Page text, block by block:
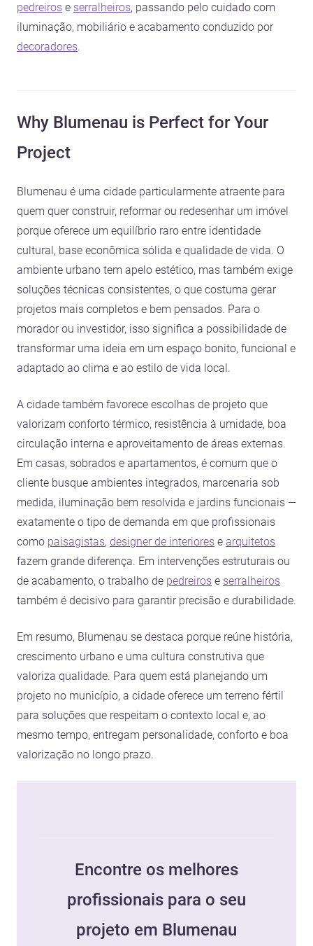
pedreiros e serralheiros, passando pelo cuidado com
iluminação, mobiliário e acabamento conduzido por
decoradores.
Why Blumenau is Perfect for Your
Project
Blumenau é uma cidade particularmente atraente para
quem quer construir, reformar ou redesenhar um imóvel
porque oferece um equilíbrio raro entre identidade
cultural, base econômica sólida e qualidade de vida. O
ambiente urbano tem apelo estético, mas também exige
soluções técnicas consistentes, o que costuma gerar
projetos mais completos e bem pensados. Para o
morador ou investidor, isso significa a possibilidade de
transformar uma ideia em um espaço bonito, funcional e
adaptado ao clima e ao estilo de vida local.
A cidade também favorece escolhas de projeto que
valorizam conforto térmico, resistência à umidade, boa
circulação interna e aproveitamento de áreas externas.
Em casas, sobrados e apartamentos, é comum que o
cliente busque ambientes integrados, marcenaria sob
medida, iluminação bem resolvida e jardins funcionais —
exatamente o tipo de demanda em que profissionais
como paisagistas, designer de interiores e arquitetos
fazem grande diferença. Em intervenções estruturais ou
de acabamento, o trabalho de pedreiros e serralheiros
também é decisivo para garantir precisão e durabilidade.
Em resumo, Blumenau se destaca porque reúne história,
crescimento urbano e uma cultura construtiva que
valoriza qualidade. Para quem está planejando um
projeto no município, a cidade oferece um terreno fértil
para soluções que respeitam o contexto local e, ao
mesmo tempo, entregam personalidade, conforto e boa
valorização no longo prazo.
Encontre os melhores
profissionais para o seu
projeto em Blumenau